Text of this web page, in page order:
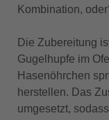
Kombination,
Die Zubereitung
Gugelhupfe im
Hasenöhrchen
herstellen. Das
umgesetzt,